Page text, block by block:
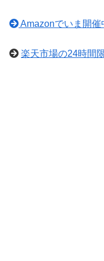
Amazonでいま開催
楽天市場の24時間